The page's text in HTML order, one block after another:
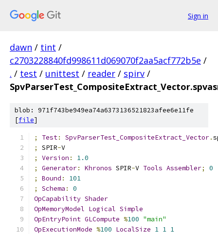
Sign in
dawn / tint /
c2703228840fd998611d069070f2aa5acf772b5e /
. / test / unittest / reader / spirv /
blob: 971f743be949ea74a6373136521823afee6e11fe
[file]
; Test: SpvParserTest_CompositeExtract_Vector.
;
SPIR-V
;
Version :
1.0
;
Generator: Khronos SPIR-V Tools Assembler;
0
;
Bound :
101
;
Schema :
0
OpCapability Shader
OpMemoryModel Logical Simple
OpEntryPoint GLCompute %100 "main"
OpExecutionMode %100 LocalSize 1 1 1